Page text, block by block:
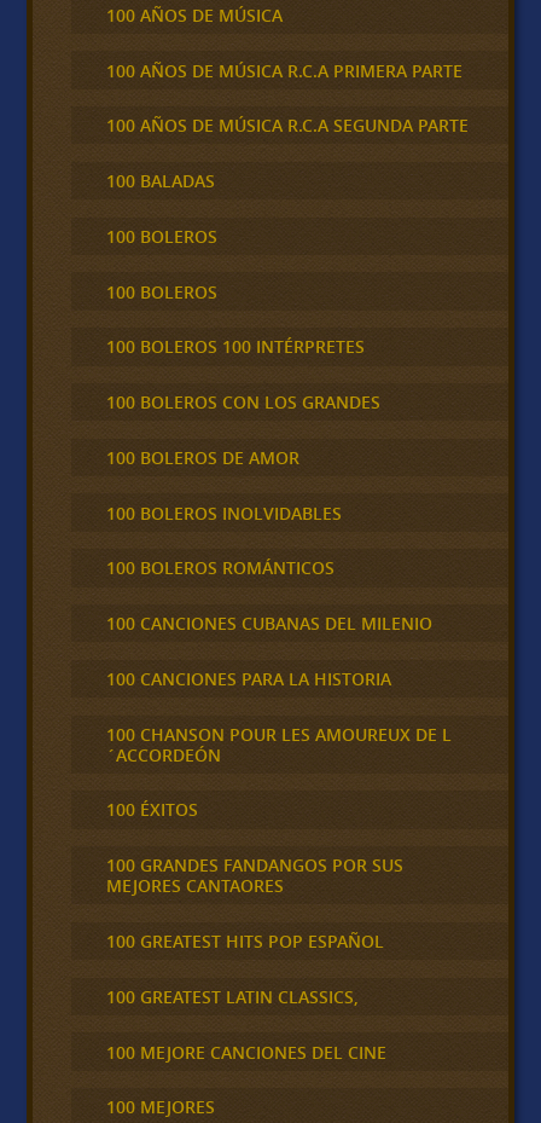
100 AÑOS DE MÚSICA
100 AÑOS DE MÚSICA R.C.A PRIMERA PARTE
100 AÑOS DE MÚSICA R.C.A SEGUNDA PARTE
100 BALADAS
100 BOLEROS
100 BOLEROS
100 BOLEROS 100 INTÉRPRETES
100 BOLEROS CON LOS GRANDES
100 BOLEROS DE AMOR
100 BOLEROS INOLVIDABLES
100 BOLEROS ROMÁNTICOS
100 CANCIONES CUBANAS DEL MILENIO
100 CANCIONES PARA LA HISTORIA
100 CHANSON POUR LES AMOUREUX DE L
´ACCORDEÓN
100 ÉXITOS
100 GRANDES FANDANGOS POR SUS
MEJORES CANTAORES
100 GREATEST HITS POP ESPAÑOL
100 GREATEST LATIN CLASSICS,
100 MEJORE CANCIONES DEL CINE
100 MEJORES